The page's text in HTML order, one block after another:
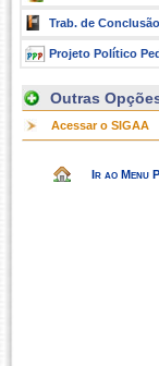
Trab. de
Projeto Político
Outras
Acessar o SIGAA
Ir ao Menu